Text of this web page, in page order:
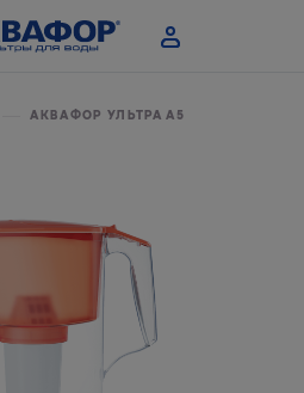
АКВАФОР УЛЬТРА А5